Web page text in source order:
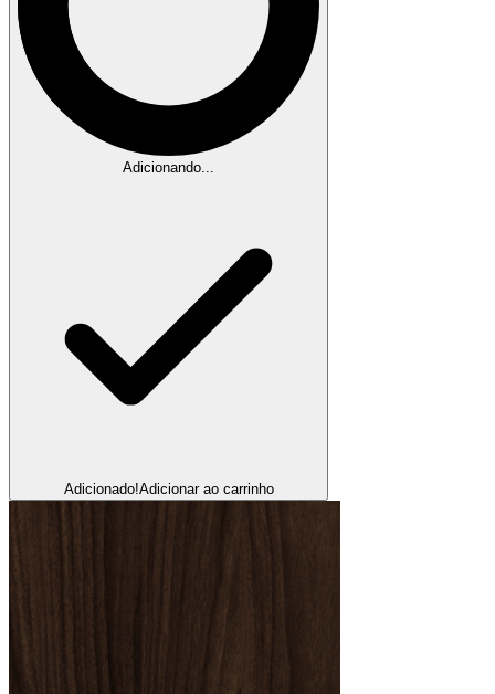
Adicionando...
Adicionado!Adicionar ao carrinho